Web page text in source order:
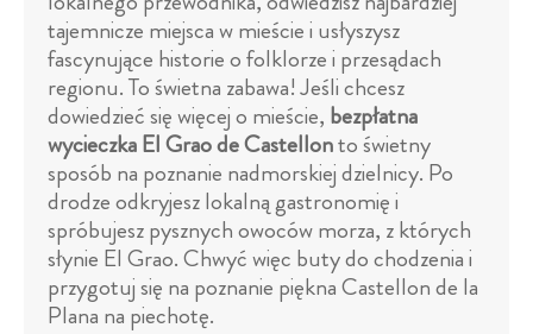
tajemnicze miejsca w mieście i usłyszysz
fascynujące historie o folklorze i przesądach
regionu. To świetna zabawa! Jeśli chcesz
dowiedzieć się więcej o mieście, bezpłatna
wycieczka El Grao de Castellonto świetny
sposób na poznanie nadmorskiej dzielnicy. Po
drodze odkryjesz lokalną gastronomię i
spróbujesz pysznych owoców morza, z których
słynie El Grao. Chwyć więc buty do chodzenia i
przygotuj się na poznanie piękna Castellon de la
Plana na piechotę.